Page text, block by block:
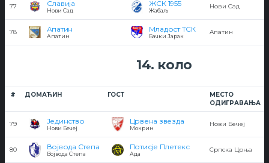
77 Славија
Нови Сад
ЖСК 1955
Жабаљ
Нови Сад
78 Апатин
Апатин
Младост ТСК
Бачки Јарак
Апатин
14. коло
# ДОМАЋИН ГОСТ
МЕСТО
ОДИГРАВАЊА
79 Јединство
Нови Бечеј
Црвена звезда
Мокрин
Нови Бечеј
80 Војвода Степа
Војвода Степа
Потисје Плетекс
Ада
Српска Црња